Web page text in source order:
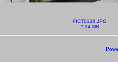
PICT0136.JPG
2.34 MB